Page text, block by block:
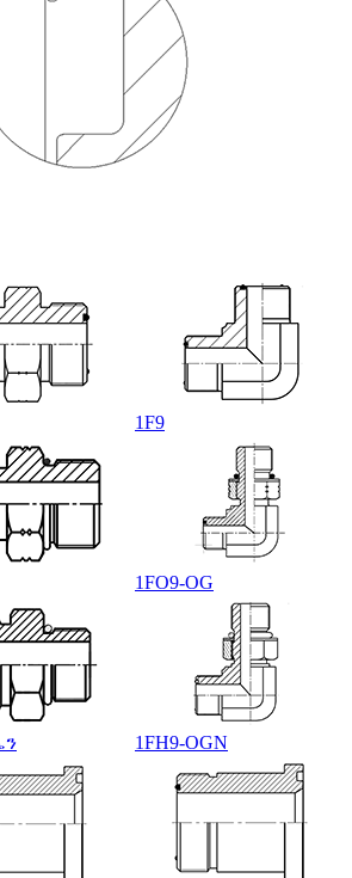
1F9
1FO9-OG
1FH9-OGN